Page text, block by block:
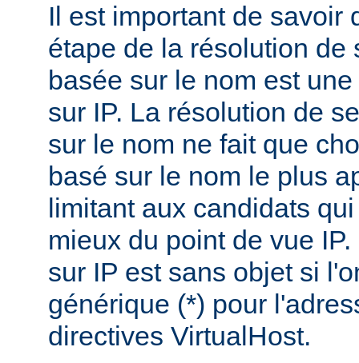
Il est important de savoir
étape de la résolution de
basée sur le nom est
sur IP. La résolution de
sur le nom ne fait que
basé sur le nom le plus
limitant aux candidats
mieux du point de vue
sur IP est sans objet si
générique (*) pour
directives VirtualHost.